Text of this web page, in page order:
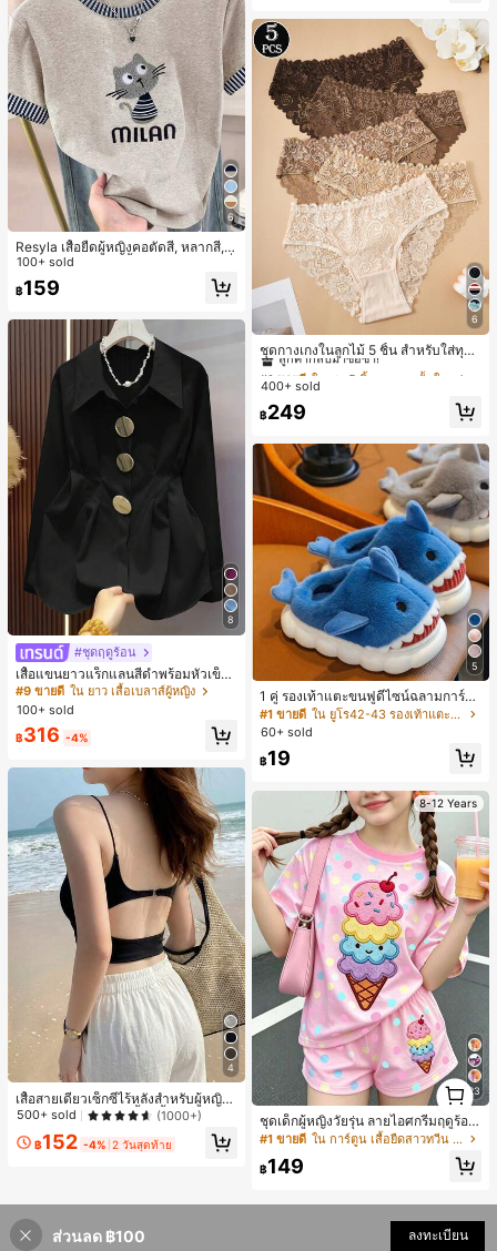
6
Resyla เสื้อยืดผู้หญิงคอตัดสี, หลากสี, ล
ายพิมพ์แมวน่ารัก, เสื้อสำหรับออกไปเที่
ยวฤดูร้อน, ดีไซน์กราฟิก, ความรู้สึกพรีเ
มียม, ลำลองอเนกประสงค์, สวมใส่ประ
เสื้อผ้ากลางแจ้ง
100+ sold
฿159
8
#ชุดฤดูร้อน
เสื้อแขนยาวแร็กแลนสีดำพร้อมหัวเข็ม
ขัดโลหะ ฤดูใบไม้ผลิ/ฤดูร้อน สไตล์โบฮีเ
มียนวินเทจ เหมาะสำหรับงานแต่งงาน
งานปาร์ตี้ การเดินทางไปทำงาน และสุ
นทรียศาสตร์
#9 ขายดี ใน ยาว เสื้อเบลาส์ผู้หญิง
100+ sold
฿316 -4%
4
เสื้อสายเดี่ยวเซ็กซี่ไร้หลังสำหรับผู้หญิง
พร้อมบราแบบมีฟองน้ำ, เสื้อกล้ามแขน
500+ sold (1000+)
฿152 -4% 2 วันสุดท้าย
6
ชุดกางเกงในลูกไม้ 5 ชิ้น สำหรับใส่ทุกวั
น
#1 ขายดี
ลูกค้ากลับมาซื้อซ้ำ!
#1 ขายดี
ลูกค้ากลับมาซื้อซ้ำ!
#1 ขายดี
ลูกค้ากลับมาซื้อซ้ำ!
#1 ขายดี
400+ sold
฿249
5
1 คู่ รองเท้าแตะขนฟูดีไซน์ฉลามการ์ตู
น น่ารักและสนุกสนาน เหมาะสำหรับฤดู
ใบไม้ร่วง/ฤดูหนาว รองเท้าแตะยูนิเซ็ก
กลางแจ้ง ช่วยให้เท้าของคุณอบอุ่นและ
สำหรับห้องนอนหรือห้องน้ำ
#1 ขายดี
ใน ยูโร42-43 รองเท้าแตะใส่ในบ้าน
60+ sold
฿19
8-12 Years
23
ชุดเด็กผู้หญิงวัยรุ่น ลายไอศกรีมฤดูร้อน
แบบมินิมอลน่ารัก ลายจุดสีสันสดใส สไ
ตล์ครีมหวาน สไตล์วันหยุด ชุด 2 ชิ้น แ
ขนสั้นและกางเกงขาสั้น เหมาะสำหรับฤ
#1 ขายดี ใน การ์ตูน เสื้อยืดสาวทวีน Co-ord
฿149
1
1
ส่วนลด ฿100 ลงทะเบียน